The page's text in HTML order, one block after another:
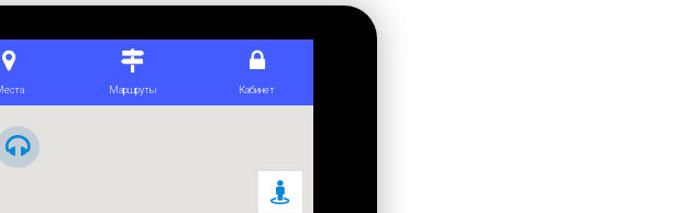
Дату обрали не випадково, мали на меті отримати право назвати